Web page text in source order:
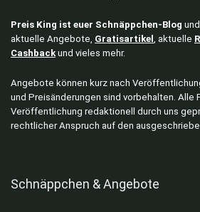
Preis King ist euer Schnäppchen-Blog
aktuelle Angebote, Gratisartikel , aktuelle
Cashback und vieles mehr.
Angebote können kurz nach
und Preisänderungen sind vorbehalten. Alle
Veröffentlichung redaktionell durch uns
rechtlicher Anspruch auf den
Schnäppchen & Angebote